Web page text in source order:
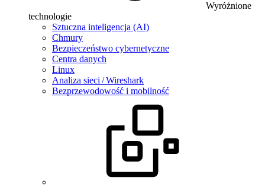
Wyróżnione
technologie
Sztuczna inteligencja (AI)
Chmury
Bezpieczeństwo cybernetyczne
Centra danych
Linux
Analiza sieci / Wireshark
Bezprzewodowość i mobilność